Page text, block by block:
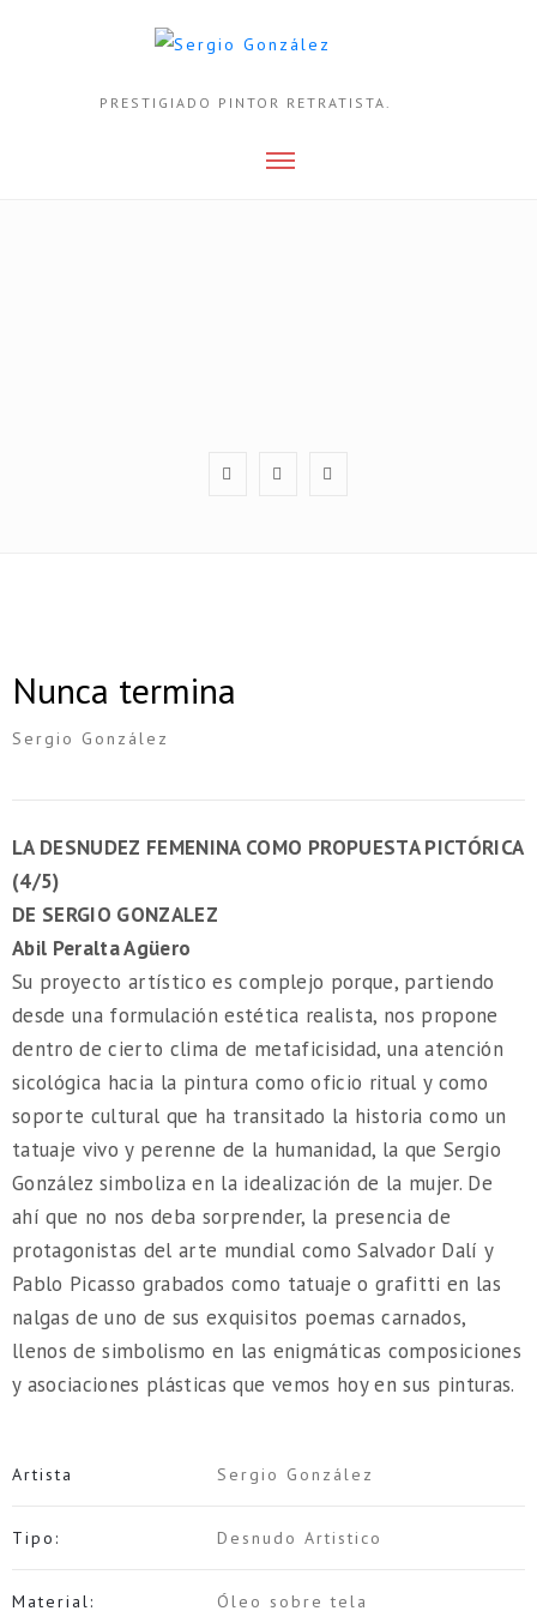
PRESTIGIADO PINTOR RETRATISTA.
Nunca termina
Sergio González
LA DESNUDEZ FEMENINA COMO PROPUESTA PICTÓRICA
(4/5)
DE SERGIO GONZALEZ
Abil Peralta Agüero
Su proyecto artístico es complejo porque, partiendo
desde una formulación estética realista, nos propone
dentro de cierto clima de metaficisidad, una atención
sicológica hacia la pintura como oficio ritual y como
soporte cultural que ha transitado la historia como un
tatuaje vivo y perenne de la humanidad, la que Sergio
González simboliza en la idealización de la mujer. De
ahí que no nos deba sorprender, la presencia de
protagonistas del arte mundial como Salvador Dalí y
Pablo Picasso grabados como tatuaje o grafitti en las
nalgas de uno de sus exquisitos poemas carnados,
llenos de simbolismo en las enigmáticas composiciones
y asociaciones plásticas que vemos hoy en sus pinturas.
Artista Sergio González
Tipo: Desnudo Artistico
Material: Óleo sobre tela